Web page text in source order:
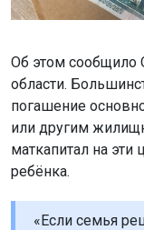
Об этом сообщило
области.
погашение
или другим
маткапитал на
ребёнка.
«Если семья